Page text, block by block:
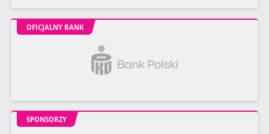
OFICJALNY BANK
SPONSORZY